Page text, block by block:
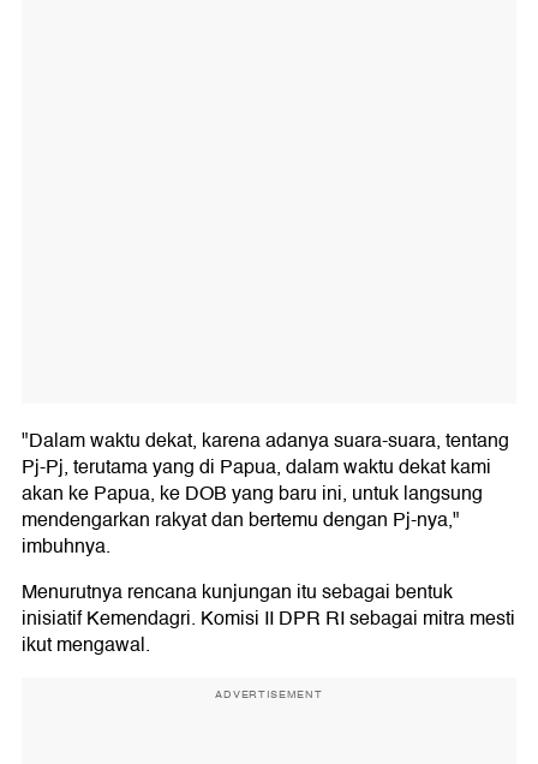
"Dalam waktu dekat, karena adanya suara-suara, tentang
Pj-Pj, terutama yang di Papua, dalam waktu dekat kami
akan ke Papua, ke DOB yang baru ini, untuk langsung
mendengarkan rakyat dan bertemu dengan Pj-nya,"
imbuhnya.
Menurutnya rencana kunjungan itu sebagai bentuk
inisiatif Kemendagri. Komisi II DPR RI sebagai mitra mesti
ikut mengawal.
ADVERTISEMENT